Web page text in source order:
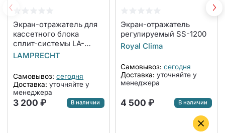
Экран-отражатель для
кассетного блока
сплит-системы LA-
NW600-CA
LAMPRECHT
Самовывоз: сегодня
Доставка: уточняйте у
менеджера
3 200 ₽ В наличии
Экран-отражатель
регулируемый SS-1200
Royal Clima
Самовывоз: сегодня
Доставка: уточняйте у
менеджера
4 500 ₽ В наличии